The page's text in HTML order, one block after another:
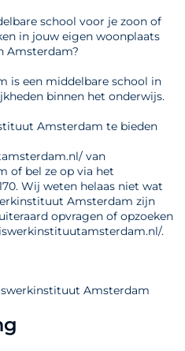
school voor je zoon of
in jouw eigen woonplaats
Amsterdam?
is een middelbare school in
binnen het onderwijs.
Amsterdam te bieden
van
of bel ze op via het
Wij weten helaas niet wat
Amsterdam zijn
opvragen of opzoeken
.
Amsterdam